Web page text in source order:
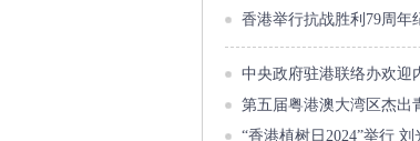
香港举行抗战胜利79周年
中央政府驻港联络办欢迎
第五届粤港澳大湾区杰出
“香港植树日2024”举行